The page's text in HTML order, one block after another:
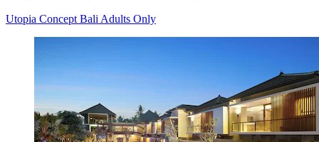
Utopia Concept Bali Adults Only